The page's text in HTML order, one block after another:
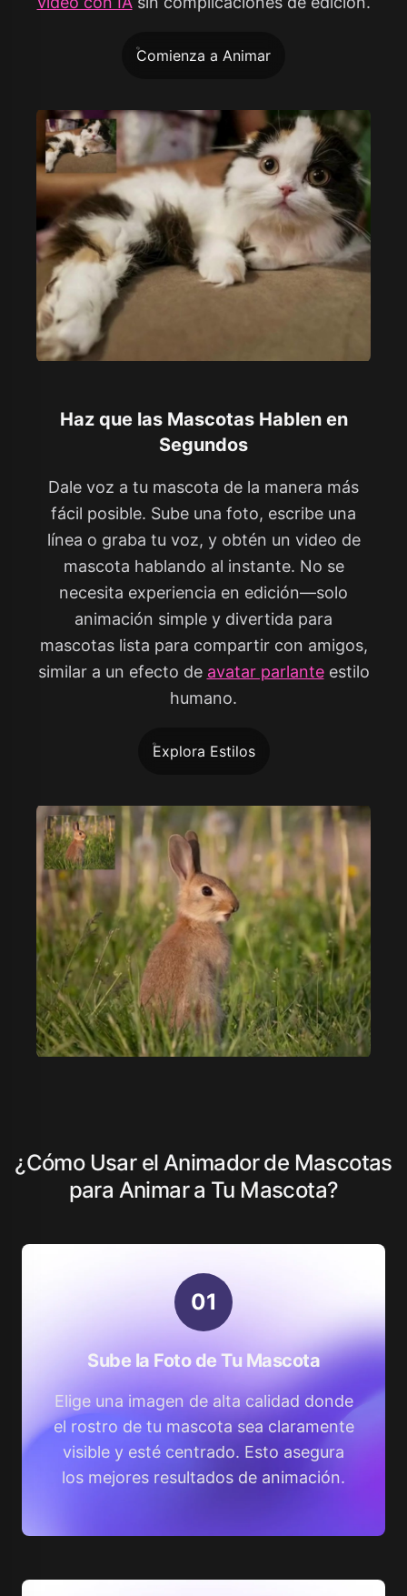
Comienza a Animar
Haz que las Mascotas Hablen en
Segundos
Dale voz a tu mascota de la manera más
fácil posible. Sube una foto, escribe una
línea o graba tu voz, y obtén un video de
mascota hablando al instante. No se
necesita experiencia en edición—solo
animación simple y divertida para
mascotas lista para compartir con amigos,
similar a un efecto de avatar parlanteestilo
humano.
Explora Estilos
¿Cómo Usar el Animador de Mascotas
para Animar a Tu Mascota?
01
Sube la Foto de Tu Mascota
Elige una imagen de alta calidad donde
el rostro de tu mascota sea claramente
visible y esté centrado. Esto asegura
los mejores resultados de animación.